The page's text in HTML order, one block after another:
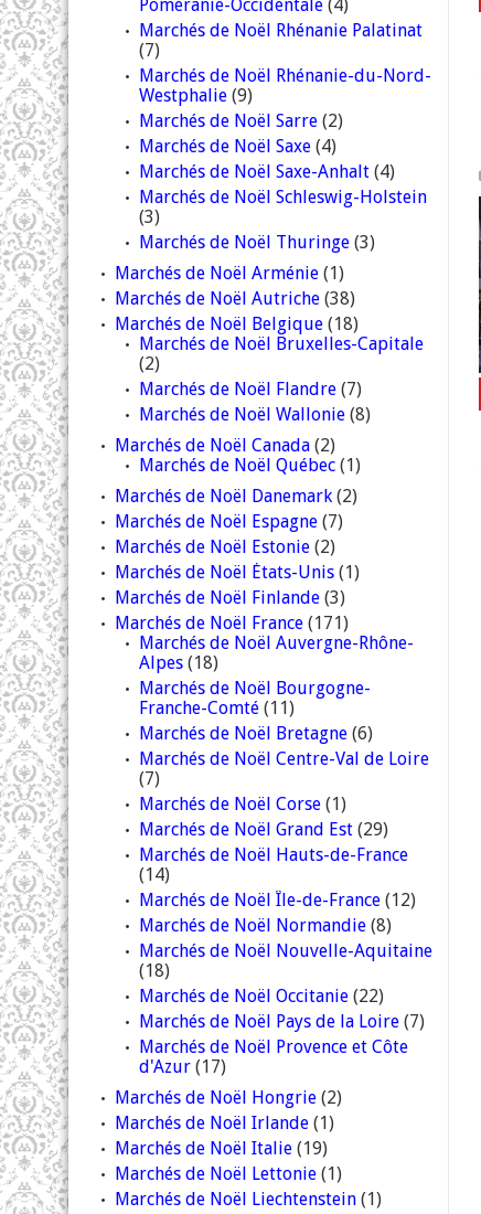
Poméranie-Occidentale (4)
Marchés de Noël Rhénanie Palatinat
(7)
Marchés de Noël Rhénanie-du-Nord-
Westphalie (9)
Marchés de Noël Sarre (2)
Marchés de Noël Saxe (4)
Marchés de Noël Saxe-Anhalt (4)
Marchés de Noël Schleswig-Holstein
(3)
Marchés de Noël Thuringe (3)
Marchés de Noël Arménie (1)
Marchés de Noël Autriche (38)
Marchés de Noël Belgique (18)
Marchés de Noël Bruxelles-Capitale
(2)
Marchés de Noël Flandre (7)
Marchés de Noël Wallonie (8)
Marchés de Noël Canada (2)
Marchés de Noël Québec (1)
Marchés de Noël Danemark (2)
Marchés de Noël Espagne (7)
Marchés de Noël Estonie (2)
Marchés de Noël États-Unis (1)
Marchés de Noël Finlande (3)
Marchés de Noël France (171)
Marchés de Noël Auvergne-Rhône-
Alpes (18)
Marchés de Noël Bourgogne-
Franche-Comté (11)
Marchés de Noël Bretagne (6)
Marchés de Noël Centre-Val de Loire
(7)
Marchés de Noël Corse (1)
Marchés de Noël Grand Est (29)
Marchés de Noël Hauts-de-France
(14)
Marchés de Noël Île-de-France (12)
Marchés de Noël Normandie (8)
Marchés de Noël Nouvelle-Aquitaine
(18)
Marchés de Noël Occitanie (22)
Marchés de Noël Pays de la Loire (7)
Marchés de Noël Provence et Côte
d'Azur (17)
Marchés de Noël Hongrie (2)
Marchés de Noël Irlande (1)
Marchés de Noël Italie (19)
Marchés de Noël Lettonie (1)
Marchés de Noël Liechtenstein (1)